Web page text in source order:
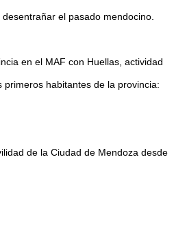
el pasado mendocino.
en el MAF con Huellas, actividad
habitantes de la provincia:
de la Ciudad de Mendoza desde